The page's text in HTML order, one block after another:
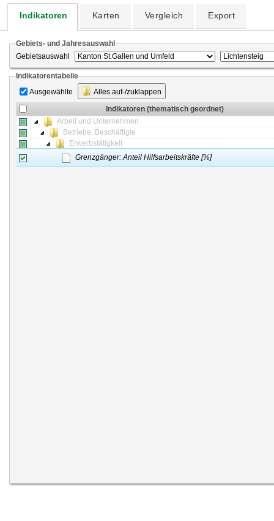
Indikatoren Karten Vergleich Export
Gebiets- und Jahresauswahl
Gebietsauswahl
Indikatorentabelle
Ausgewählte
Alles auf-/zuklappen
Indikatoren (thematisch geordnet)
Arbeit und Unternehmen
Betriebe, Beschäftigte
Erwerbstätigkeit
Grenzgänger: Anteil Hilfsarbeitskräfte [%]